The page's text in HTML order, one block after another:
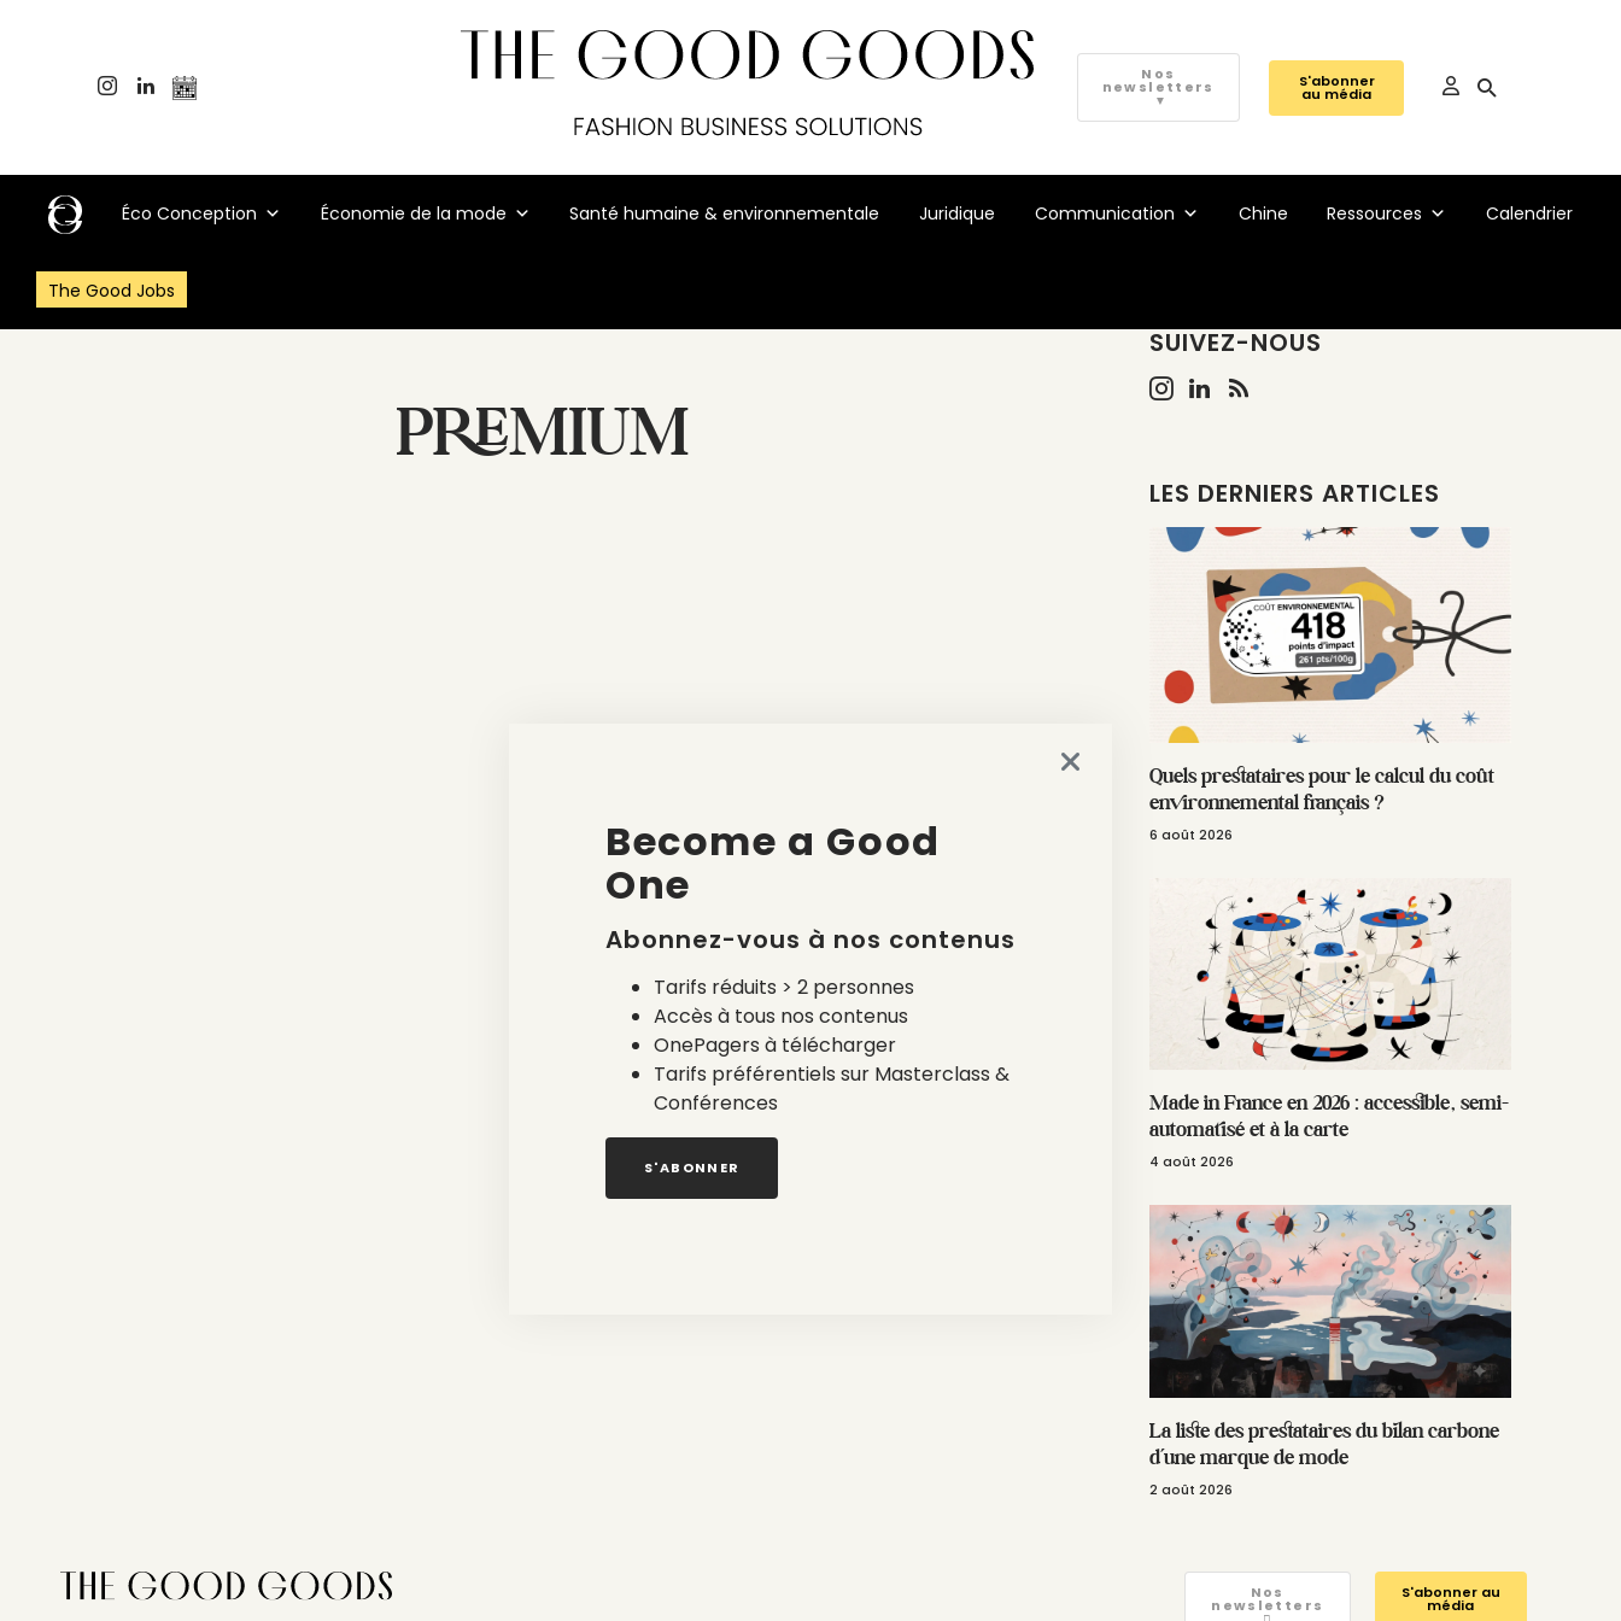
Nos
newsletters
▼
S'abonner
au média
Éco Conception Économie de la mode Santé humaine & environnementale Juridique Communication Chine Ressources Calendrier
The Good Jobs
PREMIUM
SUIVEZ-NOUS
LES DERNIERS ARTICLES
Quels prestataires pour le calcul du coût
environnemental français ?
6 août 2026
Made in France en 2026 : accessible, semi-
automatisé et à la carte
4 août 2026
La liste des prestataires du bilan carbone
d’une marque de mode
2 août 2026
Nos
newsletters
S'abonner au
média
Become a Good
One
Abonnez-vous à nos contenus
Tarifs réduits > 2 personnes
Accès à tous nos contenus
OnePagers à télécharger
Tarifs préférentiels sur Masterclass &
Conférences
S'ABONNER